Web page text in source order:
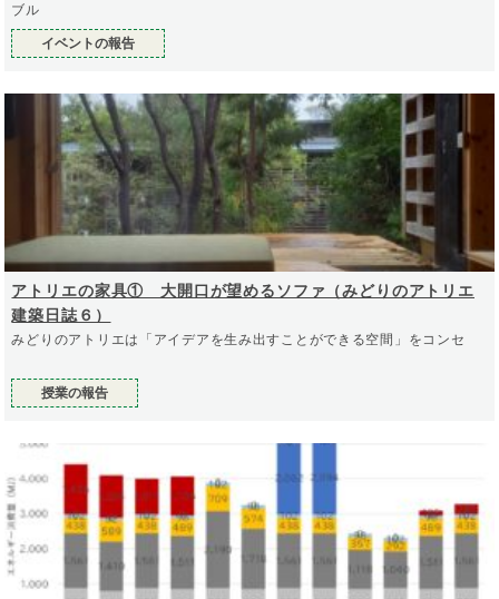
ブル
イベントの報告
アトリエの家具① 大開口が望めるソファ（みどりのアトリエ
建築日誌６）
みどりのアトリエは「アイデアを生み出すことができる空間」をコンセ
授業の報告